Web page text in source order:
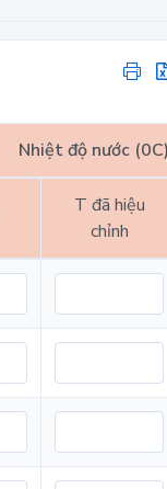
Nhiệt độ nước
T đã hiệu
chỉnh